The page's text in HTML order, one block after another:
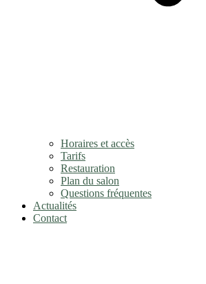
Horaires et accès
Tarifs
Restauration
Plan du salon
Questions fréquentes
Actualités
Contact